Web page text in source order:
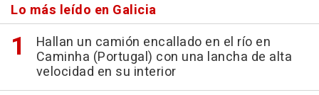
Lo más leído en Galicia
Hallan un camión encallado en el río en
Caminha (Portugal) con una lancha de alta
velocidad en su interior